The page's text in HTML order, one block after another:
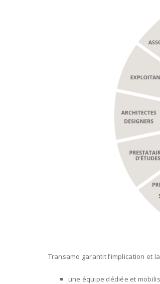
Transamo garantit l’implication et
une équipe dédiée et